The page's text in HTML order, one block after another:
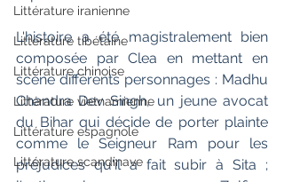
Littérature iranienne
Littérature tibétaine
Littérature chinoise
Littérature vietnamienne
Littérature espagnole
Littérature scandinave
L'histoire a été magistralement bien
composée par Clea en mettant en
scène différents personnages : Madhu
Chandra Dev Singh, un jeune avocat
du Bihar qui décide de porter plainte
comme le Seigneur Ram pour les
préjudices qu'il a fait subir à Sita ;